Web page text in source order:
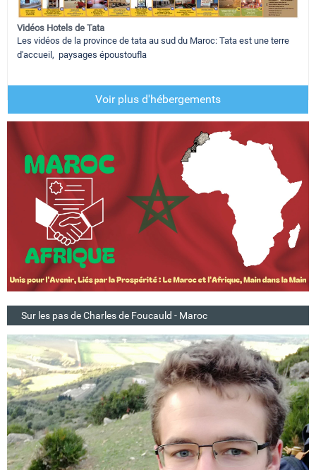
Vidéos Hotels de Tata
Les vidéos de la province de tata au sud du Maroc: Tata est une terre
d'accueil, paysages époustoufla
Voir plus d'hébergements
Sur les pas de Charles de Foucauld - Maroc